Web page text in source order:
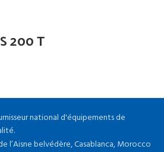
200 T
national d'équipements de
l’Aisne belvédère, Casablanca, Morocco